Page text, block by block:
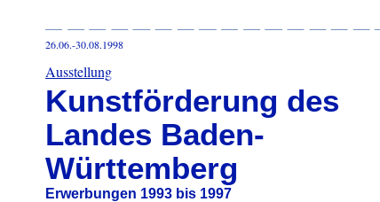
26.06.-30.08.1998
Ausstellung
Kunstförderung des
Landes Baden-
Württemberg
Erwerbungen 1993 bis 1997